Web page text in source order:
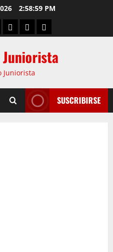
2:59:00 PM
Juniorista
SUSCRIBIRSE